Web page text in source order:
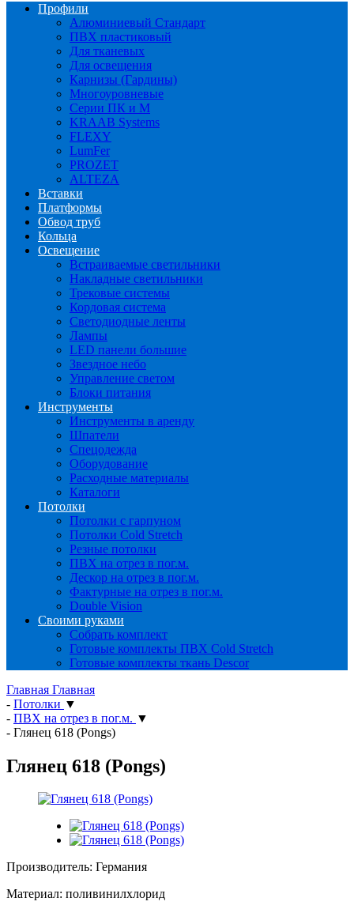
Профили
Алюминиевый Стандарт
ПВХ пластиковый
Для тканевых
Для освещения
Карнизы (Гардины)
Многоуровневые
Серии ПК и М
KRAAB Systems
FLEXY
LumFer
PROZET
ALTEZA
Вставки
Платформы
Обвод труб
Кольца
Освещение
Встраиваемые светильники
Накладные светильники
Трековые системы
Кордовая система
Светодиодные ленты
Лампы
LED панели большие
Звездное небо
Управление светом
Блоки питания
Инструменты
Инструменты в аренду
Шпатели
Спецодежда
Оборудование
Расходные материалы
Каталоги
Потолки
Потолки с гарпуном
Потолки Cold Stretch
Резные потолки
ПВХ на отрез в пог.м.
Дескор на отрез в пог.м.
Фактурные на отрез в пог.м.
Double Vision
Своими руками
Собрать комплект
Готовые комплекты ПВХ Cold Stretch
Готовые комплекты ткань Descor
Главная Главная
- Потолки ▼
- ПВХ на отрез в пог.м. ▼
- Глянец 618 (Pongs)
Глянец 618 (Pongs)
Производитель: Германия
Материал: поливинилхлорид